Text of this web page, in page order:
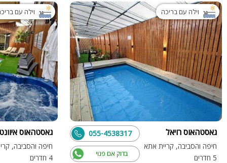
וילה עם בריכה
גאסטהאוס רויאל
חיפה והסביבה, קריית אתא
5 חדרים
בדוק אם פנוי
055-4538317
וילה עם
גאסטהאוס
חיפה והסביבה,
4 חדרים